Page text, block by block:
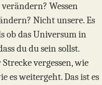
Wessen
Nicht unsere. Es
ob das Universum in
du du sein sollst.
vergessen, wie
es weitergeht. Das ist es